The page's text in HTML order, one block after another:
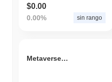
$0.00
0.00% sin rango
MetaverseDAO